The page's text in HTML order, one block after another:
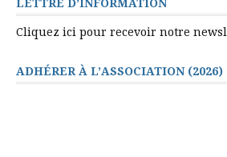
LETTRE D’INFORMATION
Cliquez ici pour recevoir notre
ADHÉRER À L’ASSOCIATION (2026)